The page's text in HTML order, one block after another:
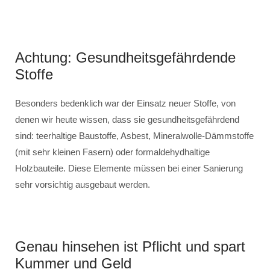
Achtung: Gesundheitsgefährdende
Stoffe
Besonders bedenklich war der Einsatz neuer Stoffe, von
denen wir heute wissen, dass sie gesundheitsgefährdend
sind: teerhaltige Baustoffe, Asbest, Mineralwolle-Dämmstoffe
(mit sehr kleinen Fasern) oder formaldehydhaltige
Holzbauteile. Diese Elemente müssen bei einer Sanierung
sehr vorsichtig ausgebaut werden.
Genau hinsehen ist Pflicht und spart
Kummer und Geld